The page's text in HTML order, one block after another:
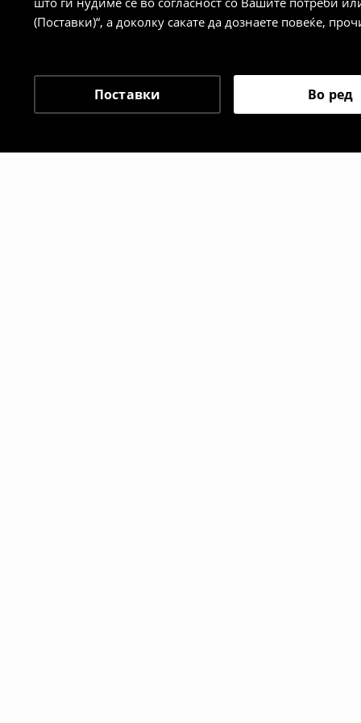
(Поставки)“, а доколку сакате да дознаете повеќе,
Поставки Во ред
сакате да направите бесплатен
направите во нашите продавници.
⟶Политика на поврат